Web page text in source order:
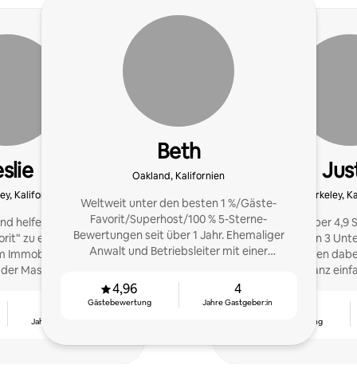
Kalifornien
helfe Inseraten, den
zu erhalten. Über
Immobilienmarketing,
Masse abheben zu
Jahre Gastgeber:in
Beth
Oakland, Kalifornien
Weltweit unter den besten 1 %/Gäste-
Favorit/Superhost/100 % 5-Sterne-
Bewertungen seit über 1 Jahr. Ehemaliger
Anwalt und Betriebsleiter mit einer
ansässig.
4,96
Gästebewertung
4
Jahre Gastgeber:in
Berkeley,
Superhost mit über 4,9
3.000 Gäste in 3
Gastgeber:innen
Einkünfte ganz
Gästebewertung